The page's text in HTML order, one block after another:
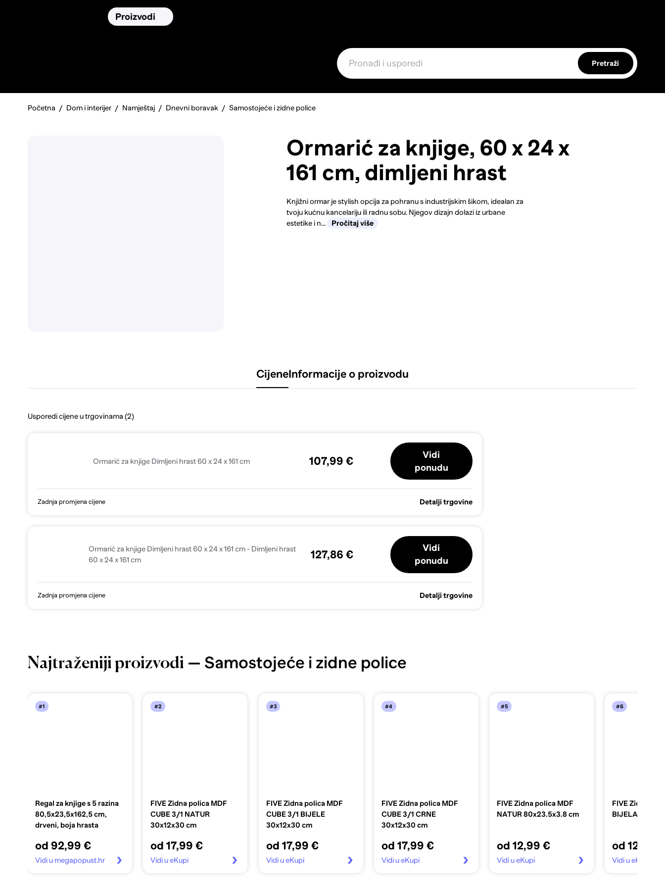
Proizvodi
Pretraži
Početna Dom i interijer Namještaj Dnevni boravak Samostojeće i zidne police
Ormarić za knjige, 60 x 24 x
161 cm, dimljeni hrast
Knjižni ormar je stylish opcija za pohranu s industrijskim šikom, idealan za
tvoju kućnu kancelariju ili radnu sobu. Njegov dizajn dolazi iz urbane
estetike i n...
Pročitaj više
CijeneInformacije o proizvodu
Usporedi cijene u trgovinama (2)
Ormarić za knjige Dimljeni hrast 60 x 24 x 161 cm 107,99 €
Vidi
ponudu
Zadnja promjena cijene Detalji trgovine
Ormarić za knjige Dimljeni hrast 60 x 24 x 161 cm - Dimljeni hrast
60 x 24 x 161 cm
127,86 €
Vidi
ponudu
Zadnja promjena cijene Detalji trgovine
Najtraženiji proizvodi — Samostojeće i zidne police
#1
Regal za knjige s 5 razina
80,5x23,5x162,5 cm,
drveni, boja hrasta
od 92,99 €
Vidi u megapopust.hr
#2
FIVE Zidna polica MDF
CUBE 3/1 NATUR
30x12x30 cm
od 17,99 €
Vidi u eKupi
#3
FIVE Zidna polica MDF
CUBE 3/1 BIJELE
30x12x30 cm
od 17,99 €
Vidi u eKupi
#4
FIVE Zidna polica MDF
CUBE 3/1 CRNE
30x12x30 cm
od 17,99 €
Vidi u eKupi
#5
FIVE Zidna polica MDF
NATUR 80x23.5x3.8 cm
od 12,99 €
Vidi u eKupi
#6
FIVE Zidna
BIJELA
od 12,99
Vidi u eKupi